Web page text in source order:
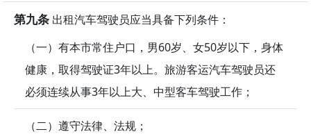
第九条 出租汽车驾驶员应当具备下列条件：
（一）有本市常住户口，男60岁、女50岁以下，身体
健康，取得驾驶证3年以上。旅游客运汽车驾驶员还
必须连续从事3年以上大、中型客车驾驶工作；
（二）遵守法律、法规；